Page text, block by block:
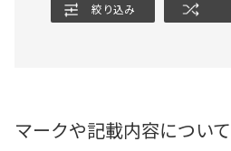
絞り込み
マークや記載内容について